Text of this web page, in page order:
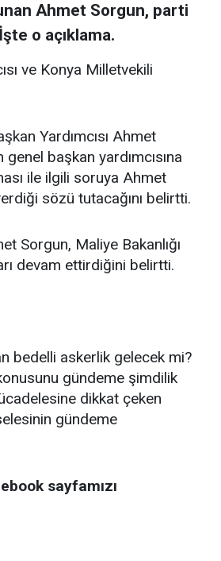
Ahmet Sorgun, parti
o açıklama.
ve Konya Milletvekili
Yardımcısı Ahmet
başkan yardımcısına
ile ilgili soruya Ahmet
sözü tutacağını belirtti.
Sorgun, Maliye Bakanlığı
devam ettirdiğini belirtti.
bedelli askerlik gelecek mi?
gündeme şimdilik
dikkat çeken
gündeme
sayfamızı